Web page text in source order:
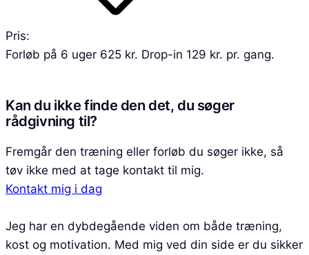
Pris:
Forløb på 6 uger 625 kr. Drop-in 129 kr. pr. gang.
Kan du ikke finde den det, du søger
rådgivning til?
Fremgår den træning eller forløb du søger ikke, så
tøv ikke med at tage kontakt til mig.
Kontakt mig i dag
Jeg har en dybdegående viden om både træning,
kost og motivation. Med mig ved din side er du sikker